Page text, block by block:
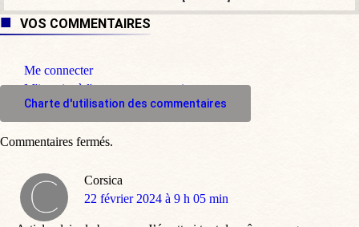
VOS COMMENTAIRES
Me connecter
M'inscrire à l'espace commentaire
Charte d'utilisation des commentaires
Corsica
dit
22 février 2024 à 9 h 05 min
Commentaires fermés.